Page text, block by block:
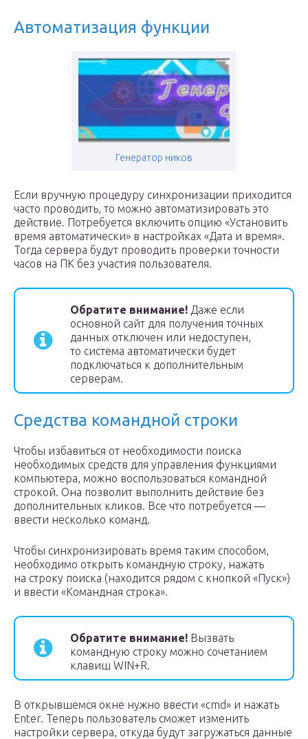
Автоматизация функции
Генератор ников
Если вручную процедуру синхронизации приходится
часто проводить, то можно автоматизировать это
действие. Потребуется включить опцию «Установить
время автоматически» в настройках «Дата и время».
Тогда сервера будут проводить проверки точности
часов на ПК без участия пользователя.
Обратите внимание! Даже если
основной сайт для получения точных
данных отключен или недоступен,
то система автоматически будет
подключаться к дополнительным
серверам.
Средства командной строки
Чтобы избавиться от необходимости поиска
необходимых средств для управления функциями
компьютера, можно воспользоваться командной
строкой. Она позволит выполнить действие без
дополнительных кликов. Все что потребуется —
ввести несколько команд.
Чтобы синхронизировать время таким способом,
необходимо открыть командную строку, нажать
на строку поиска (находится рядом с кнопкой «Пуск»)
и ввести «Командная строка».
Обратите внимание! Вызвать
командную строку можно сочетанием
клавиш WIN+R.
В открывшемся окне нужно ввести «cmd» и нажать
Enter. Теперь пользователь сможет изменить
настройки сервера, откуда будут загружаться данные